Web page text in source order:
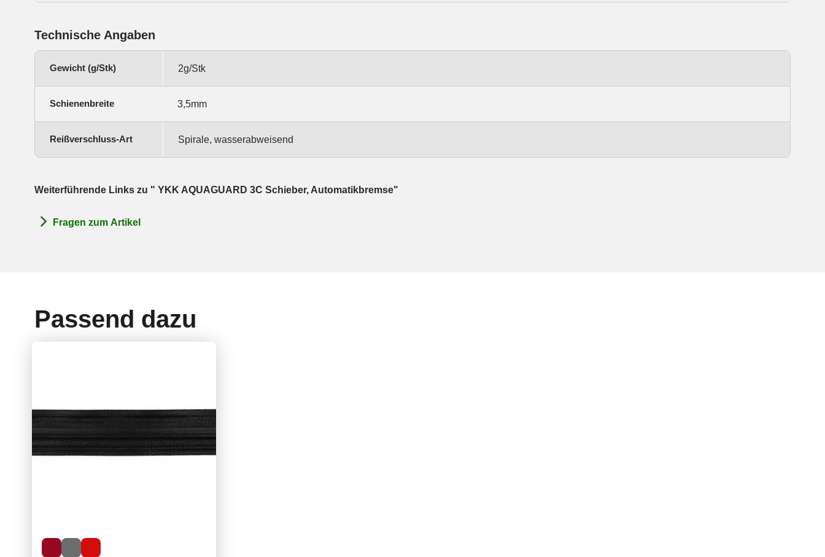
Technische Angaben
Gewicht (g/Stk) 2g/Stk
Schienenbreite 3,5mm
Reißverschluss-Art Spirale, wasserabweisend
Weiterführende Links zu " YKK AQUAGUARD 3C Schieber, Automatikbremse"
Fragen zum Artikel
Passend dazu